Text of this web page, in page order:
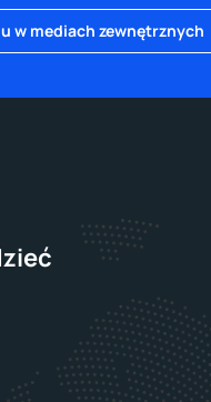
w mediach zewnętrznych